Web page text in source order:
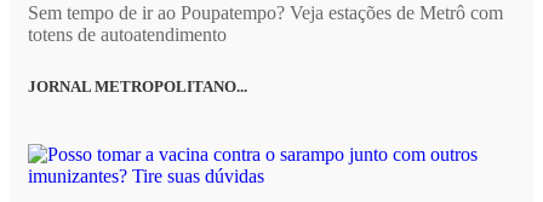
Sem tempo de ir ao Poupatempo? Veja estações de Metrô com
totens de autoatendimento
JORNAL METROPOLITANO...